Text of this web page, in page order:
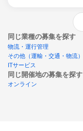
同じ業種の募集を探す
物流・運行管理
その他（運輸・交通・物流）
ITサービス
同じ開催地の募集を探す
オンライン